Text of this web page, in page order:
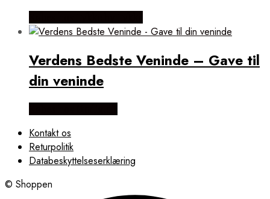
Verdens Bedste Veninde – Gave til
din veninde
Kontakt os
Returpolitik
Databeskyttelseserklæring
© Shoppen